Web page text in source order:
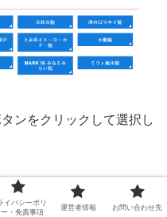
ンをクリックして選択し
イバシーポリ
ー・免責事項
運営者情報 お問い合わせ先